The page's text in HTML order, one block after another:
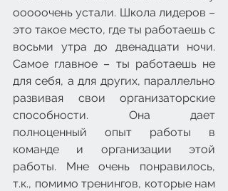
ооооочень устали. Школа лидеров –
это такое место, где ты работаешь с
восьми утра до двенадцати ночи.
Самое главное – ты работаешь не
для себя, а для других, параллельно
развивая свои организаторские
способности. Она дает
полноценный опыт работы в
команде и организации этой
работы. Мне очень понравилось,
т.к., помимо тренингов, которые нам